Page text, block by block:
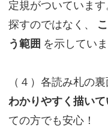
定規がついていま
探すのではなく、
う範囲 を示していま
（４）各読み札の裏
わかりやすく描いて
ての方でも安心！